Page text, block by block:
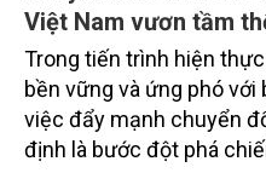
Việt Nam vươn tầm
Trong tiến trình hiện
bền vững và ứng phó
việc đẩy mạnh chuyển
định là bước đột phá